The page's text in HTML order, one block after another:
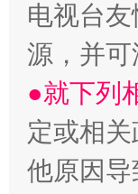
受贿1.44
电视台
源，并可
●就下列
定或相
他原因导